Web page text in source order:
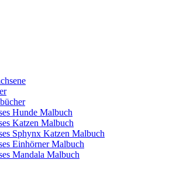
Hunde Malbuch
Katzen Malbuch
Sphynx Katzen Malbuch
Einhörner Malbuch
Mandala Malbuch